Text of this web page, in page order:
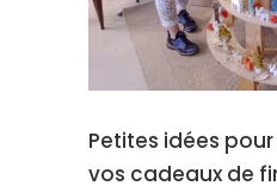
Petites idées
vos cadeaux de